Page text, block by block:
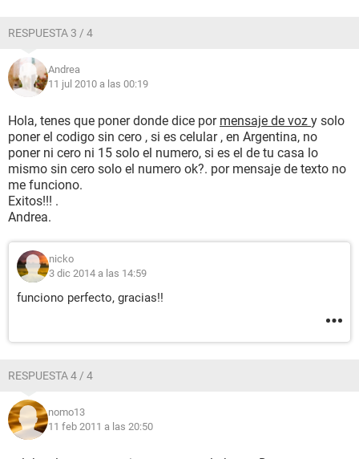
RESPUESTA 3 / 4
Andrea
11 jul 2010 a las 00:19
Hola, tenes que poner donde dice por mensaje de voz y solo
poner el codigo sin cero , si es celular , en Argentina, no
poner ni cero ni 15 solo el numero, si es el de tu casa lo
mismo sin cero solo el numero ok?. por mensaje de texto no
me funciono.
Exitos!!! .
Andrea.
nicko
3 dic 2014 a las 14:59
funciono perfecto, gracias!!
RESPUESTA 4 / 4
nomo13
11 feb 2011 a las 20:50